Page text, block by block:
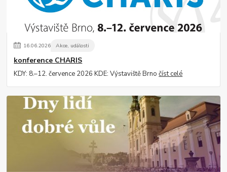
16.06.2026 Akce, události
konference CHARIS
KDY: 8.–12. července 2026 KDE: Výstaviště Brnočíst celé